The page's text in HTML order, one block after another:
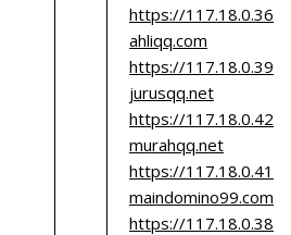
https://117.18.0.36
ahliqq.com
https://117.18.0.39
jurusqq.net
https://117.18.0.42
murahqq.net
https://117.18.0.41
maindomino99.com
https://117.18.0.38